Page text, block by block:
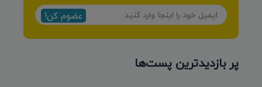
عضوم کن!
پر بازدیدترین پست‌ها